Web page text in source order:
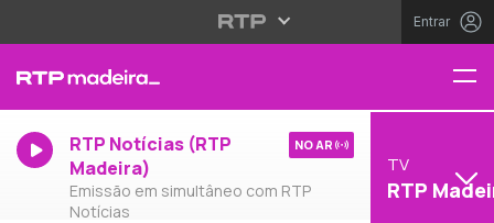
Entrar
RTP Notícias (RTP
Madeira)
Emissão em simultâneo com RTP
Notícias
NO AR
TV
RTP